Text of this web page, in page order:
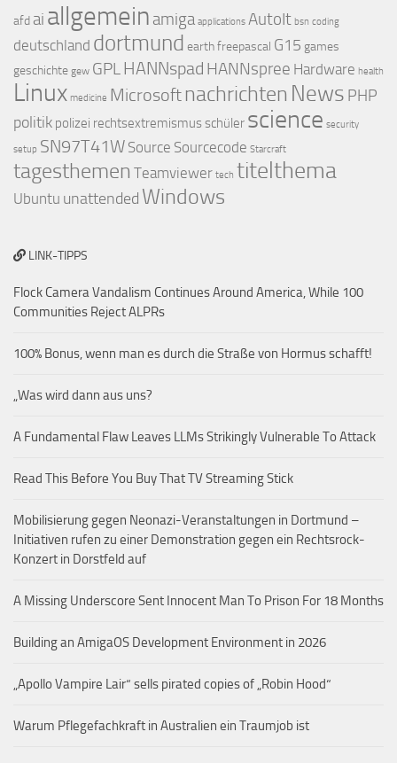
afd ai allgemein amiga applications AutoIt bsn coding
deutschland dortmund earthfreepascal G15 games
geschichte gew GPLHANNspad HANNspree Hardware health
Linux medicine Microsoft nachrichten News PHP
politik polizei rechtsextremismusschüler science security
setup SN97T41W Source Sourcecode Starcraft
tagesthemen Teamviewer tech titelthema
Ubuntu unattended Windows
LINK-TIPPS
Flock Camera Vandalism Continues Around America, While 100
Communities Reject ALPRs
100% Bonus, wenn man es durch die Straße von Hormus schafft!
„Was wird dann aus uns?
A Fundamental Flaw Leaves LLMs Strikingly Vulnerable To Attack
Read This Before You Buy That TV Streaming Stick
Mobilisierung gegen Neonazi-Veranstaltungen in Dortmund –
Initiativen rufen zu einer Demonstration gegen ein Rechtsrock-
Konzert in Dorstfeld auf
A Missing Underscore Sent Innocent Man To Prison For 18 Months
Building an AmigaOS Development Environment in 2026
„Apollo Vampire Lair“ sells pirated copies of „Robin Hood“
Warum Pflegefachkraft in Australien ein Traumjob ist